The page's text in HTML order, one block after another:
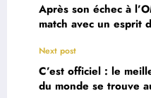
Après son échec à
match avec un esprit
Next post
C’est officiel : le
du monde se trouve